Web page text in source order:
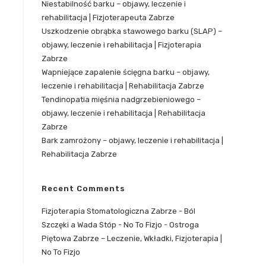
Niestabilność barku – objawy, leczenie i
rehabilitacja | Fizjoterapeuta Zabrze
Uszkodzenie obrąbka stawowego barku (SLAP) –
objawy, leczenie i rehabilitacja | Fizjoterapia
Zabrze
Wapniejące zapalenie ścięgna barku – objawy,
leczenie i rehabilitacja | Rehabilitacja Zabrze
Tendinopatia mięśnia nadgrzebieniowego –
objawy, leczenie i rehabilitacja | Rehabilitacja
Zabrze
Bark zamrożony – objawy, leczenie i rehabilitacja |
Rehabilitacja Zabrze
Recent Comments
Fizjoterapia Stomatologiczna Zabrze - Ból
Szczęki a Wada Stóp - No To Fizjo - Ostroga
Piętowa Zabrze – Leczenie, Wkładki, Fizjoterapia |
No To Fizjo